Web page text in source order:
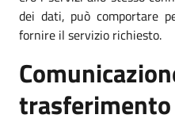
dei dati, può comportare
fornire il servizio richiesto.